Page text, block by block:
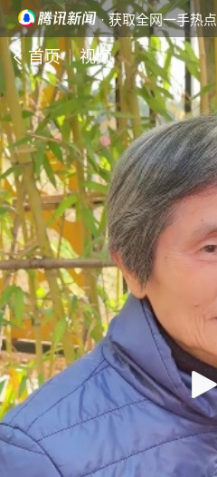
· 获取全网一手热点
首页 视频